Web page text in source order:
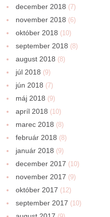
december 2018 (7)
november 2018 (6)
október 2018 (10)
september 2018 (8)
august 2018 (8)
júl 2018 (9)
jún 2018 (7)
máj 2018 (9)
apríl 2018 (10)
marec 2018 (8)
február 2018 (8)
január 2018 (9)
december 2017 (10)
november 2017 (9)
október 2017 (12)
september 2017 (10)